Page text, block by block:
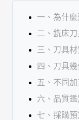
一、為什
二、銑床
三、刀具
四、刀具
五、不同
六、品質
七、採購